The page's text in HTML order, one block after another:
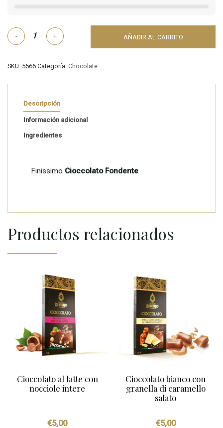
-
Cioccolato
Fondente
+ AÑADIR AL CARRITO
SKU: 5566 Categoría: Chocolate
Descripción
Información adicional
Ingredientes
Finissimo Cioccolato Fondente
Productos relacionados
Cioccolato al latte con
nocciole intere
€5,00
Cioccolato bianco con
granella di caramello
salato
€5,00